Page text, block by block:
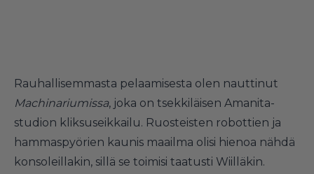
Rauhallisemmasta pelaamisesta olen nauttinut
Machinariumissa, joka on tsekkiläisen Amanita-
studion kliksuseikkailu. Ruosteisten robottien ja
hammaspyörien kaunis maailma olisi hienoa nähdä
konsoleillakin, sillä se toimisi taatusti Wiilläkin.